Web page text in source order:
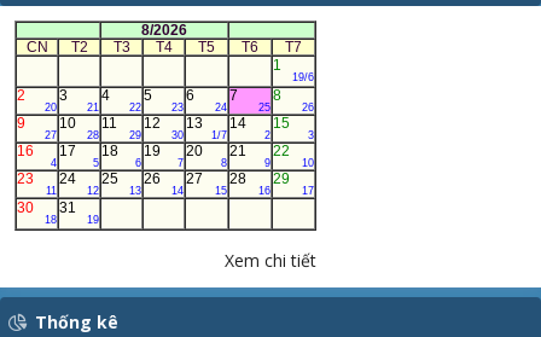
8/2026
CN
T2 T3 T4 T5 T6
T7
1
19/6
2
20
3
21
4
22
5
23
6
24
7
25
8
26
9
27
10
28
11
29
12
30
13
1/7
14
2
15
3
16
4
17
5
18
6
19
7
20
8
21
9
22
10
23
11
24
12
25
13
26
14
27
15
28
16
29
17
30
18
31
19
Xem chi tiết
Thống kê